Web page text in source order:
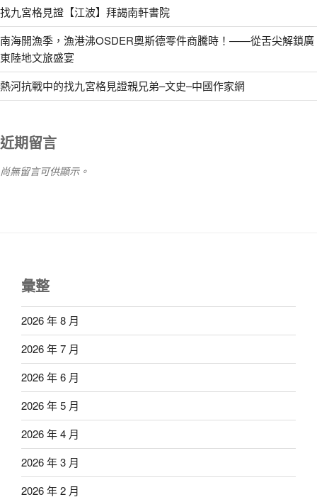
找九宮格見證【江波】拜謁南軒書院
南海開漁季，漁港沸OSDER奧斯德零件商騰時！——從舌尖解鎖廣
東陸地文旅盛宴
熱河抗戰中的找九宮格見證親兄弟–文史–中國作家網
近期留言
尚無留言可供顯示。
彙整
2026 年 8 月
2026 年 7 月
2026 年 6 月
2026 年 5 月
2026 年 4 月
2026 年 3 月
2026 年 2 月